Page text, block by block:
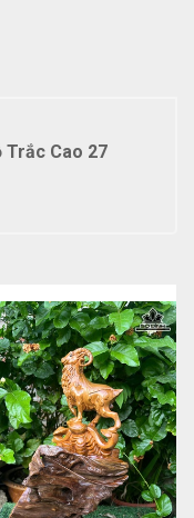
Trắc Cao 27